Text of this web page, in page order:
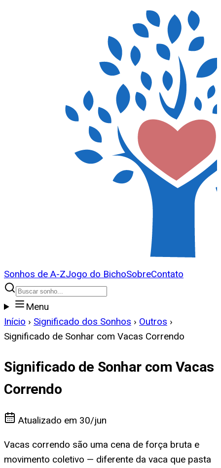
Sonhos de A-ZJogo do BichoSobreContato
Menu
Início › Significado dos Sonhos › Outros ›
Significado de Sonhar com Vacas Correndo
Significado de Sonhar com Vacas
Correndo
Atualizado em 30/jun
Vacas correndo são uma cena de força bruta e
movimento coletivo — diferente da vaca que pasta